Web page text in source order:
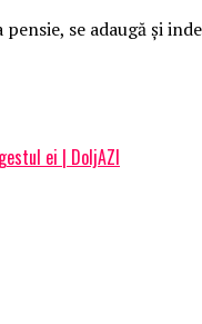
se adaugă şi
ei | DoljAZI